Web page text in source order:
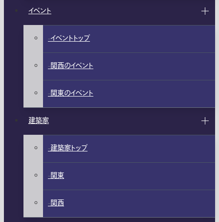
イベント
イベントトップ
関西のイベント
関東のイベント
建築家
建築家トップ
関東
関西